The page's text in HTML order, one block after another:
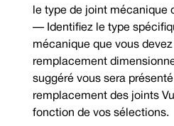
le type de joint mécanique
— Identifiez le type
mécanique que vous
remplacement
suggéré vous sera
remplacement des joints
fonction de vos sélections.